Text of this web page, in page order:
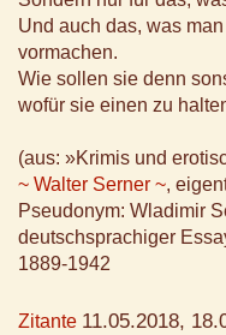
Und auch das, was
vormachen.
Wie sollen sie denn
wofür sie einen zu
(aus: »Krimis und
~ Walter Serner ~,
Pseudonym: Wladimir
deutschsprachiger
1889-1942
Zitante 11.05.2018,